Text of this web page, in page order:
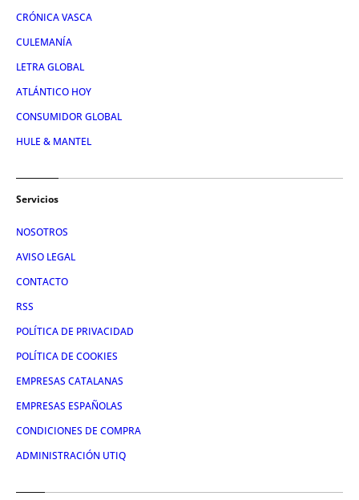
CRÓNICA VASCA
CULEMANÍA
LETRA GLOBAL
ATLÁNTICO HOY
CONSUMIDOR GLOBAL
HULE & MANTEL
Servicios
NOSOTROS
AVISO LEGAL
CONTACTO
RSS
POLÍTICA DE PRIVACIDAD
POLÍTICA DE COOKIES
EMPRESAS CATALANAS
EMPRESAS ESPAÑOLAS
CONDICIONES DE COMPRA
ADMINISTRACIÓN UTIQ